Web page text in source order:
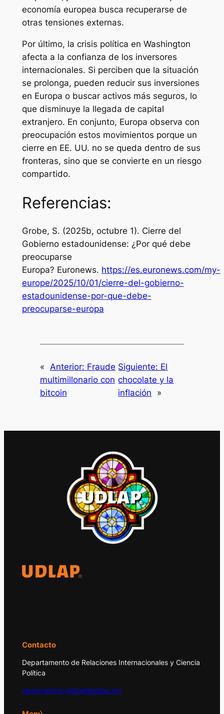
economía europea busca recuperarse de
otras tensiones externas.
Por último, la crisis política en Washington
afecta a la confianza de los inversores
internacionales. Si perciben que la situación
se prolonga, pueden reducir sus inversiones
en Europa o buscar activos más seguros, lo
que disminuye la llegada de capital
extranjero. En conjunto, Europa observa con
preocupación estos movimientos porque un
cierre en EE. UU. no se queda dentro de sus
fronteras, sino que se convierte en un riesgo
compartido.
Referencias:
Grobe, S. (2025b, octubre 1). Cierre del
Gobierno estadounidense: ¿Por qué debe
preocuparse
Europa? Euronews. https://es.euronews.com/my-
europe/2025/10/01/cierre-del-gobierno-
estadounidense-por-que-debe-
preocuparse-europa
« Anterior: Fraude
multimillonario con
bitcoin
Siguiente: El
chocolate y la
inflación
»
Contacto
Departamento de Relaciones Internacionales y Ciencia
Política
observatorio.global@udlap.mx